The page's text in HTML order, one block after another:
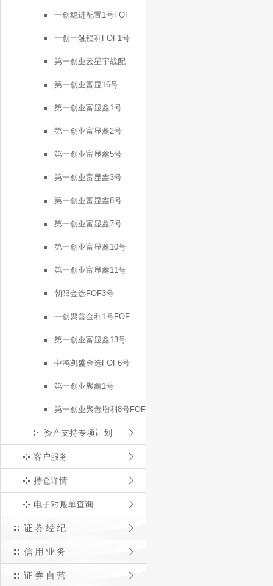
一创稳进配置1号FOF
一创一触锁利FOF1号
第一创业云星宇战配
第一创业富显16号
第一创业富显鑫1号
第一创业富显鑫2号
第一创业富显鑫5号
第一创业富显鑫3号
第一创业富显鑫8号
第一创业富显鑫7号
第一创业富显鑫10号
第一创业富显鑫11号
朝阳金选FOF3号
一创聚善金利1号FOF
第一创业富显鑫13号
中鸿凯盛金选FOF6号
第一创业聚鑫1号
第一创业聚善增利8号FOF
资产支持专项计划
客户服务
持仓详情
电子对账单查询
证券经纪
信用业务
证券自营